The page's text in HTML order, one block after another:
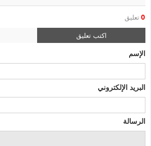
0 تعليق
اكتب تعليق
الإسم
البريد الإلكتروني
الرسالة